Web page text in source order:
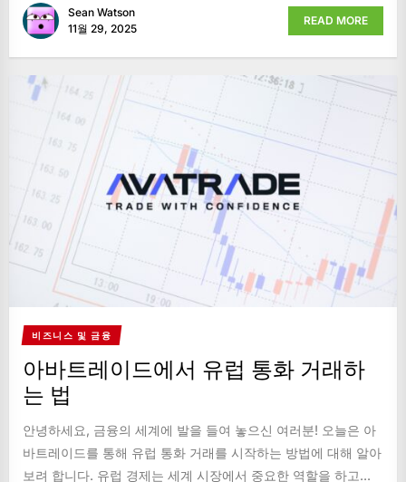
Sean Watson
11월 29, 2025
READ MORE
비즈니스 및 금융
아바트레이드에서 유럽 통화 거래하
는 법
안녕하세요, 금융의 세계에 발을 들여 놓으신 여러분! 오늘은 아
바트레이드를 통해 유럽 통화 거래를 시작하는 방법에 대해 알아
보려 합니다. 유럽 경제는 세계 시장에서 중요한 역할을 하고...